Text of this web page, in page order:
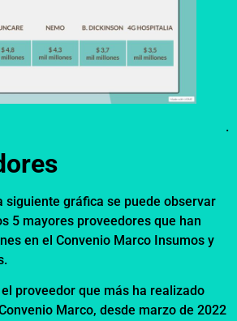
.
siguiente gráfica se puede observar
5 mayores proveedores que han
en el Convenio Marco Insumos y
proveedor que más ha realizado
Marco, desde marzo de 2022